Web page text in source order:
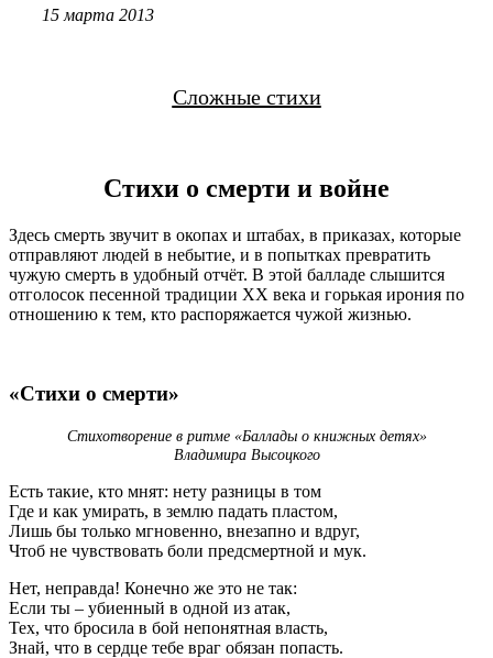
15 марта 2013
Сложные стихи
Стихи о смерти и войне
Здесь смерть звучит в окопах и штабах, в приказах, которые
отправляют людей в небытие, и в попытках превратить
чужую смерть в удобный отчёт. В этой балладе слышится
отголосок песенной традиции XX века и горькая ирония по
отношению к тем, кто распоряжается чужой жизнью.
«Стихи о смерти»
Стихотворение в ритме «Баллады о книжных детях»
Владимира Высоцкого
Есть такие, кто мнят: нету разницы в том
Где и как умирать, в землю падать пластом,
Лишь бы только мгновенно, внезапно и вдруг,
Чтоб не чувствовать боли предсмертной и мук.
Нет, неправда! Конечно же это не так:
Если ты – убиенный в одной из атак,
Тех, что бросила в бой непонятная власть,
Знай, что в сердце тебе враг обязан попасть.